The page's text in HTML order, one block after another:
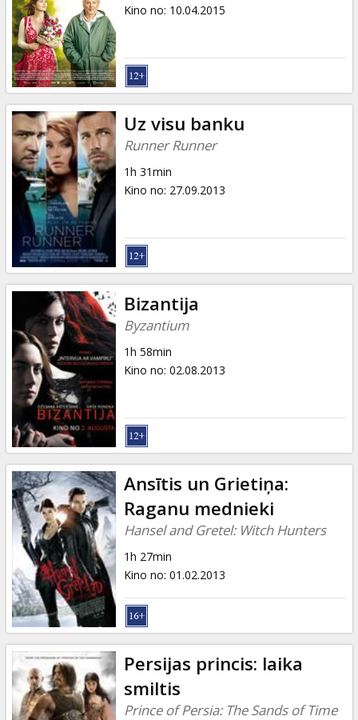
Kino no: 10.04.2015
Uz visu banku
Runner Runner
1h 31min
Kino no: 27.09.2013
Bizantija
Byzantium
1h 58min
Kino no: 02.08.2013
Ansītis un Grietiņa:
Raganu mednieki
Hansel and Gretel: Witch Hunters
1h 27min
Kino no: 01.02.2013
Persijas princis: laika
smiltis
Prince of Persia: The Sands of Time